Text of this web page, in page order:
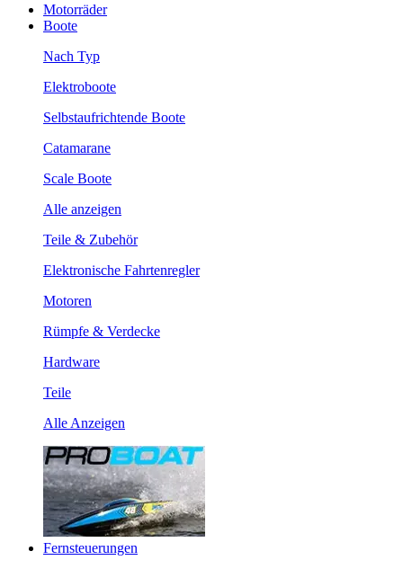
Motorräder
Boote
Nach Typ
Elektroboote
Selbstaufrichtende Boote
Catamarane
Scale Boote
Alle anzeigen
Teile & Zubehör
Elektronische Fahrtenregler
Motoren
Rümpfe & Verdecke
Hardware
Teile
Alle Anzeigen
Fernsteuerungen